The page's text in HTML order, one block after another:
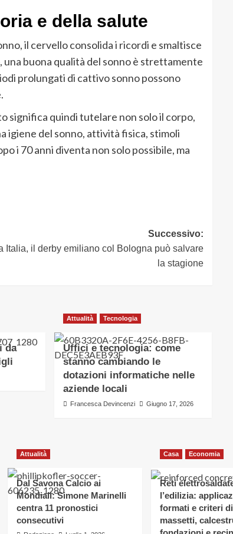
e della salute
il cervello consolida i ricordi e smaltisce
buona qualità del sonno è strettamente
prolungati di cattivo sonno possono
significa quindi tutelare non solo il corpo,
igiene del sonno, attività fisica, stimoli
i 70 anni diventa non solo possibile, ma
Successivo:
Italia, il derby emiliano col Bologna può salvare
la stagione
da
Attualità Tecnologia
Uffici e tecnologia: come
stanno cambiando le
dotazioni informatiche nelle
aziende locali
Francesca Devincenzi Giugno 17, 2026
Attualità
Dal Savona Calcio ai
Mondiali: Simone Marinelli
centra 11 pronostici
consecutivi
Casa Economia
Reti
l’edilizia:
formati e criteri
massetti,